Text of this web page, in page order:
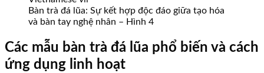
Bàn trà đá lũa: Sự kết hợp độc đáo giữa tạo hóa
và bàn tay nghệ nhân – Hình 4
Các mẫu bàn trà đá lũa phổ biến và cách
ứng dụng linh hoạt